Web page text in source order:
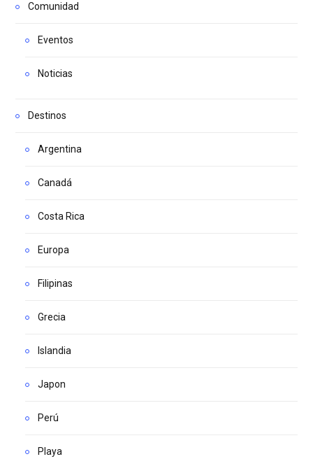
Comunidad
Eventos
Noticias
Destinos
Argentina
Canadá
Costa Rica
Europa
Filipinas
Grecia
Islandia
Japon
Perú
Playa